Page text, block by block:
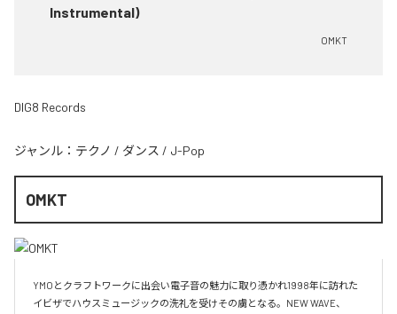
Instrumental)
OMKT
DIG8 Records
ジャンル： テクノ / ダンス / J-Pop
OMKT
YMOとクラフトワークに出会い電子音の魅力に取り憑かれ1998年に訪れた
イビザでハウスミュージックの洗礼を受けその虜となる。NEW WAVE、